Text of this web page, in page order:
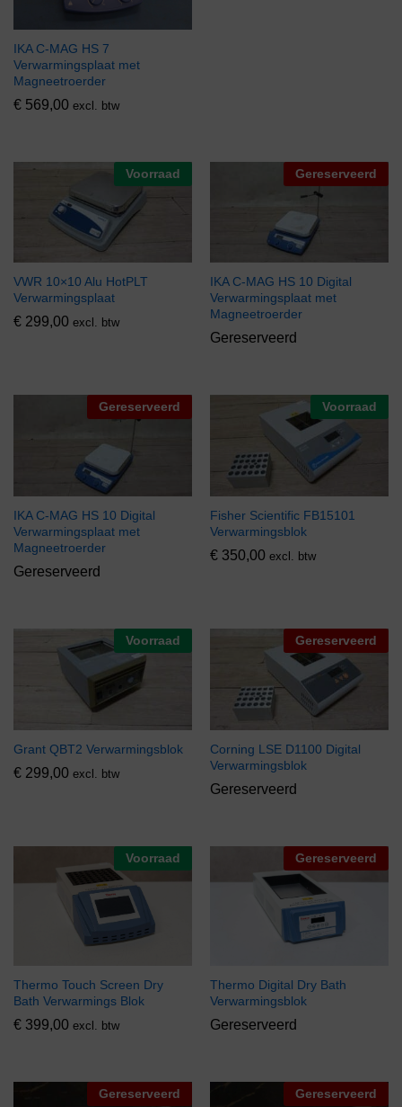
IKA C-MAG HS 7
Verwarmingsplaat met
Magneetroerder
€ 569,00 excl. btw
Voorraad
VWR 10×10 Alu HotPLT
Verwarmingsplaat
€ 299,00 excl. btw
Gereserveerd
IKA C-MAG HS 10 Digital
Verwarmingsplaat met
Magneetroerder
Gereserveerd
Gereserveerd
IKA C-MAG HS 10 Digital
Verwarmingsplaat met
Magneetroerder
Gereserveerd
Voorraad
Fisher Scientific FB15101
Verwarmingsblok
€ 350,00 excl. btw
Voorraad
Grant QBT2 Verwarmingsblok
€ 299,00 excl. btw
Gereserveerd
Corning LSE D1100 Digital
Verwarmingsblok
Gereserveerd
Voorraad
Thermo Touch Screen Dry
Bath Verwarmings Blok
€ 399,00 excl. btw
Gereserveerd
Thermo Digital Dry Bath
Verwarmingsblok
Gereserveerd
Gereserveerd Gereserveerd